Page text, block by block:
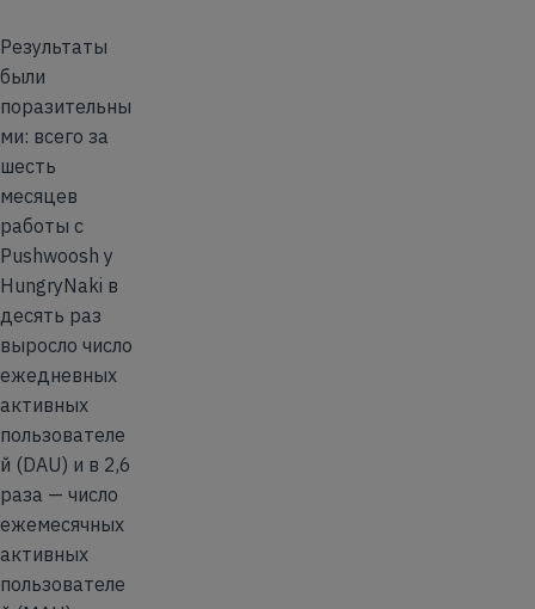
Результаты
были
поразительны
ми: всего за
шесть
месяцев
работы с
Pushwoosh у
HungryNaki в
десять раз
выросло число
ежедневных
активных
пользователе
й (DAU) и в 2,6
раза — число
ежемесячных
активных
пользователе